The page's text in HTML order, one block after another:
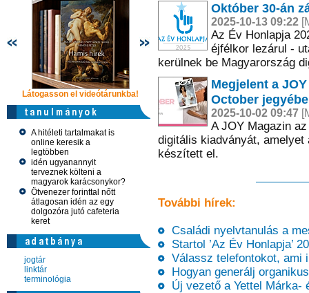
Látogasson el videótárunkba! Látogasson el videótárunkba! Látogasson
A hitéleti tartalmakat is
online keresik a
legtöbben
idén ugyanannyit
terveznek költeni a
magyarok karácsonykor?
Ötvenezer forinttal nőtt
átlagosan idén az egy
dolgozóra jutó cafeteria
keret
jogtár
linktár
terminológia
Október 30-án
2025-10-13 09:22
Az Év Honlapja
éjfélkor lezárul -
kerülnek be Magyarország
Megjelent a
October
2025-10-02 09:47
A JOY Magazin
digitális kiadványát, amelyet
készített el.
További hírek:
Családi nyelvtanulás a
Startol ’Az Év Honlapja’
Válassz telefontokot, ami
Hogyan generálj
Új vezető a Yettel Márka-